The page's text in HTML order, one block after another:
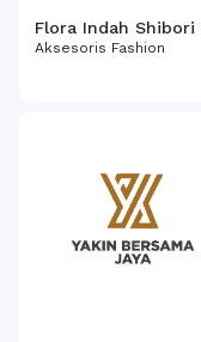
Flora Indah Shibori
Aksesoris Fashion